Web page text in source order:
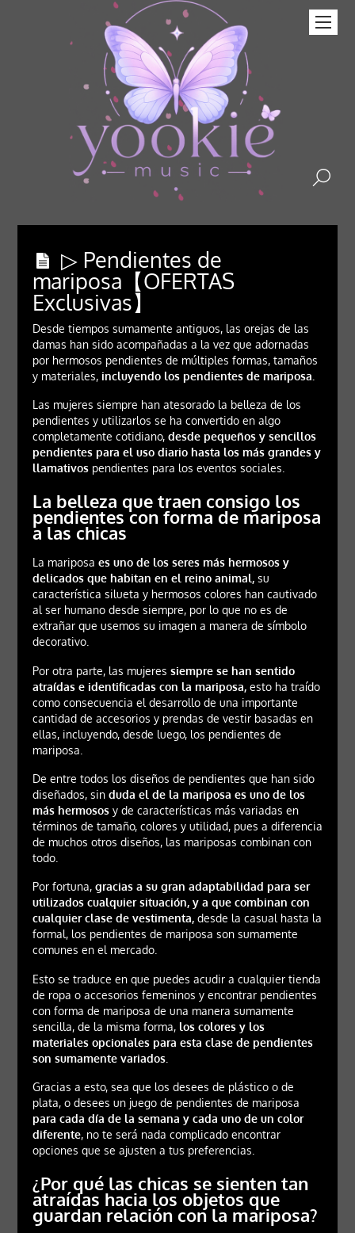
▷ Pendientes de
mariposa【OFERTAS
Exclusivas】
Desde tiempos sumamente antiguos, las orejas de las
damas han sido acompañadas a la vez que adornadas
por hermosos pendientes de múltiples formas, tamaños
y materiales, incluyendo los pendientes de mariposa.
Las mujeres siempre han atesorado la belleza de los
pendientes y utilizarlos se ha convertido en algo
completamente cotidiano, desde pequeños y sencillos
pendientes para el uso diario hasta los más grandes y
llamativospendientes para los eventos sociales.
La belleza que traen consigo los
pendientes con forma de mariposa
a las chicas
La mariposa es uno de los seres más hermosos y
delicados que habitan en el reino animal,su
característica silueta y hermosos colores han cautivado
al ser humano desde siempre, por lo que no es de
extrañar que usemos su imagen a manera de símbolo
decorativo.
Por otra parte, las mujeres siempre se han sentido
atraídas e identificadas con la mariposa,esto ha traído
como consecuencia el desarrollo de una importante
cantidad de accesorios y prendas de vestir basadas en
ellas, incluyendo, desde luego, los pendientes de
mariposa.
De entre todos los diseños de pendientes que han sido
diseñados, sin duda el de la mariposa es uno de los
más hermososy de características más variadas en
términos de tamaño, colores y utilidad, pues a diferencia
de muchos otros diseños, las mariposas combinan con
todo.
Por fortuna, gracias a su gran adaptabilidad para ser
utilizados cualquier situación, y a que combinan con
cualquier clase de vestimenta,desde la casual hasta la
formal, los pendientes de mariposa son sumamente
comunes en el mercado.
Esto se traduce en que puedes acudir a cualquier tienda
de ropa o accesorios femeninos y encontrar pendientes
con forma de mariposa de una manera sumamente
sencilla, de la misma forma, los colores y los
materiales opcionales para esta clase de pendientes
son sumamente variados.
Gracias a esto, sea que los desees de plástico o de
plata, o desees un juego de pendientes de mariposa
para cada día de la semana y cada uno de un color
diferente, no te será nada complicado encontrar
opciones que se ajusten a tus preferencias.
¿Por qué las chicas se sienten tan
atraídas hacia los objetos que
guardan relación con la mariposa?